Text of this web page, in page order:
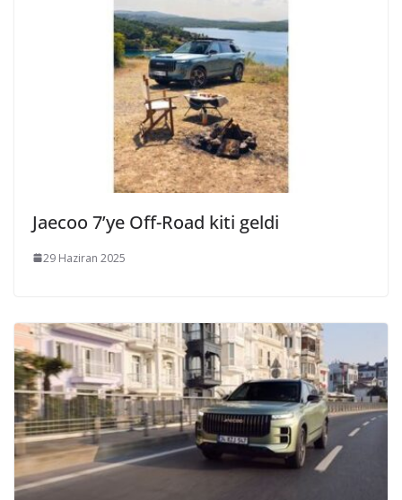
Jaecoo 7’ye Off-Road kiti geldi
29 Haziran 2025